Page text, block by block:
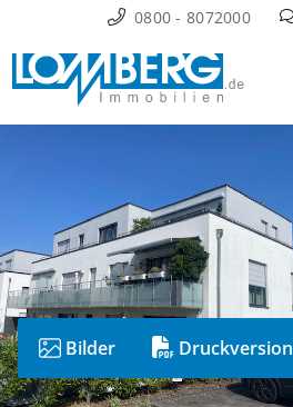
Inhalt
springen
0800 - 8072000
Bilder Druckversion